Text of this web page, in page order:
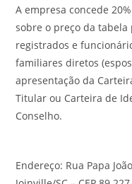
A empresa concede
sobre o preço da
registrados e
familiares diretos
apresentação da
Titular ou Carteira de
Conselho.
Endereço: Rua Papa